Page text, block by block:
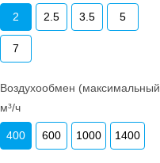
2 2.5 3.5 5
7
Воздухообмен
м³/ч
400 600 1000 1400